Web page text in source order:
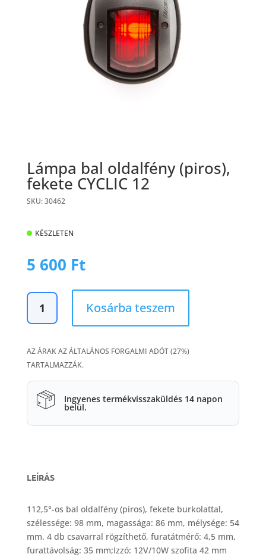
Lámpa bal oldalfény (piros),
fekete CYCLIC 12
SKU: 30462
KÉSZLETEN
5 600 Ft
Lámpa
oldalfény
fekete
CYCLIC
12
mennyiség
Kosárba teszem
AZ ÁRAK AZ ÁLTALÁNOS FORGALMI ADÓT (27%)
TARTALMAZZÁK.
Ingyenes termékvisszaküldés 14 napon
belül.
LEÍRÁS
112,5°-os bal oldalfény (piros), fekete burkolattal,
szélessége: 98 mm, magassága: 86 mm, mélysége: 54
mm. 4 db csavarral rögzíthető, furatátmérő: 4,5 mm,
furattávolság: 35 mm;Izzó: 12V/10W szofita 42 mm